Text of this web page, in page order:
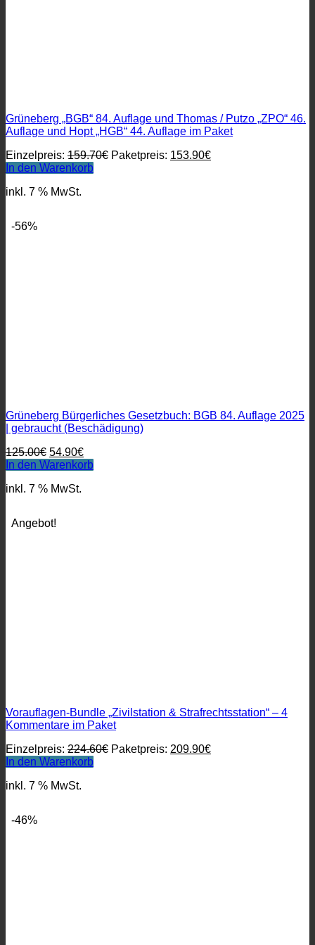
Grüneberg „BGB“ 84. Auflage und Thomas / Putzo „ZPO“ 46.
Auflage und Hopt „HGB“ 44. Auflage im Paket
Einzelpreis: 159.70€ Ursprünglicher
Paketpreis: 153.90€Aktueller
In den Warenkorb
inkl. 7 % MwSt.
-56%
Grüneberg Bürgerliches Gesetzbuch: BGB 84. Auflage 2025
| gebraucht (Beschädigung)
125.00€ Ursprünglicher
Preis
125.00€
54.90€Aktueller
Preis
In den Warenkorb
inkl. 7 % MwSt.
Angebot!
Vorauflagen-Bundle „Zivilstation & Strafrechtsstation“ – 4
Kommentare im Paket
Einzelpreis: 224.60€ Ursprünglicher
Paketpreis: 209.90€Aktueller
In den Warenkorb
inkl. 7 % MwSt.
-46%